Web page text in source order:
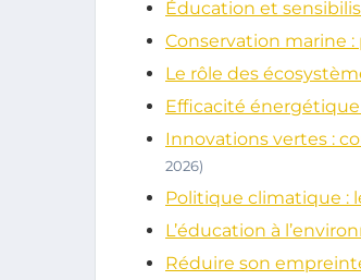
Éducation et
Conservation marine
Le rôle des
Efficacité
Innovations vertes :
2026)
Politique climatique :
L’éducation à
Réduire son